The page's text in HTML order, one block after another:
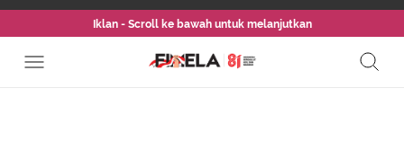
Iklan - Scroll ke bawah untuk melanjutkan